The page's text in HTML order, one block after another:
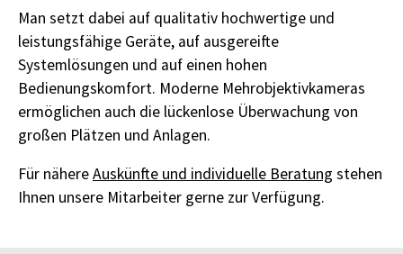
Man setzt dabei auf qualitativ hochwertige und
leistungsfähige Geräte, auf ausgereifte
Systemlösungen und auf einen hohen
Bedienungskomfort. Moderne Mehrobjektivkameras
ermöglichen auch die lückenlose Überwachung von
großen Plätzen und Anlagen.
Für nähereAuskünfte und individuelle Beratung stehen
Ihnen unsere Mitarbeiter gerne zur Verfügung.